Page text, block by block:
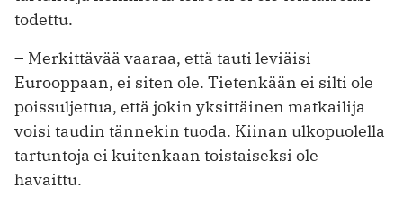
todettu.
– Merkittävää vaaraa, että tauti leviäisi
Eurooppaan, ei siten ole. Tietenkään ei silti ole
poissuljettua, että jokin yksittäinen matkailija
voisi taudin tännekin tuoda. Kiinan ulkopuolella
tartuntoja ei kuitenkaan toistaiseksi ole
havaittu.